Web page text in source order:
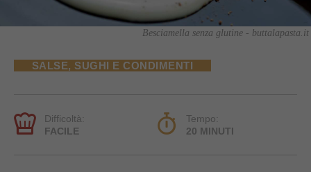
Besciamella senza glutine - buttalapasta.it
SALSE, SUGHI E CONDIMENTI
Difficoltà:
FACILE
Tempo:
20 MINUTI